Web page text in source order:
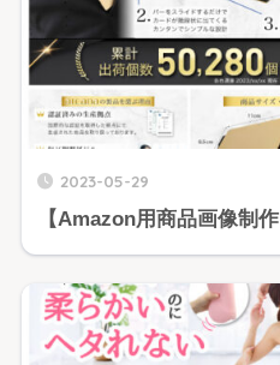
2023-05-29
【Amazon用商品画像制